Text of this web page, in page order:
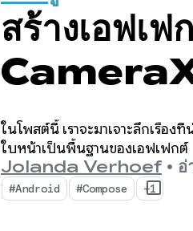
สร้างเอฟเ
ในโพสต์นี้ เราจะมาเจาะลึกเรื่อ
ใบหน้าเป็นพื้นฐานของเอฟเฟกต์
Jolanda Verhoef • อ่
#Android #Compose +1